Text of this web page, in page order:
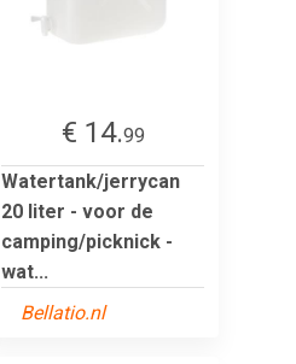
€ 14.99
Watertank/jerrycan
20 liter - voor de
camping/picknick -
wat...
Bellatio.nl